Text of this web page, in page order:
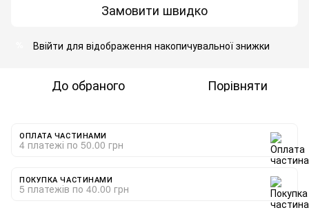
Замовити швидко
Ввійти для відображення накопичувальної знижки
До обраного Порівняти
ОПЛАТА ЧАСТИНАМИ
4 платежі по 50.00 грн
ПОКУПКА ЧАСТИНАМИ
5 платежів по 40.00 грн